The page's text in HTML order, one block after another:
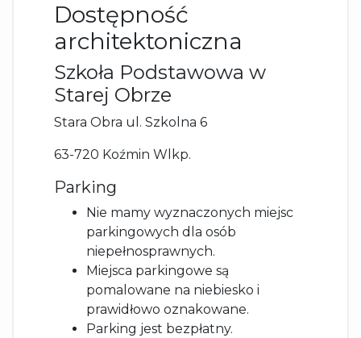
Dostępność
architektoniczna
Szkoła Podstawowa w
Starej Obrze
Stara Obra ul. Szkolna 6
63-720 Koźmin Wlkp.
Parking
Nie mamy wyznaczonych miejsc
parkingowych dla osób
niepełnosprawnych.
Miejsca parkingowe są
pomalowane na niebiesko i
prawidłowo oznakowane.
Parking jest bezpłatny.